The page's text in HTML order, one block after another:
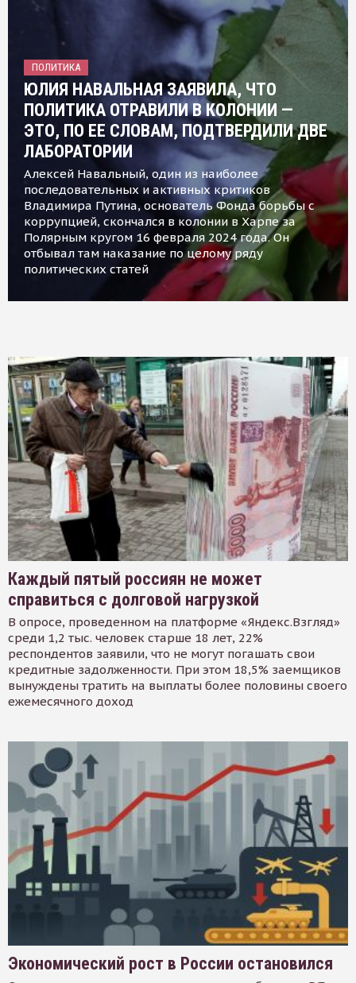
ПОЛИТИКА
ЮЛИЯ НАВАЛЬНАЯ ЗАЯВИЛА, ЧТО
ПОЛИТИКА ОТРАВИЛИ В КОЛОНИИ —
ЭТО, ПО ЕЕ СЛОВАМ, ПОДТВЕРДИЛИ ДВЕ
ЛАБОРАТОРИИ
Алексей Навальный, один из наиболее
последовательных и активных критиков
Владимира Путина, основатель Фонда борьбы с
коррупцией, скончался в колонии в Харпе за
Полярным кругом 16 февраля 2024 года. Он
отбывал там наказание по целому ряду
политических статей
Каждый пятый россиян не может
справиться с долговой нагрузкой
В опросе, проведенном на платформе «Яндекс.Взгляд»
среди 1,2 тыс. человек старше 18 лет, 22%
респондентов заявили, что не могут погашать свои
кредитные задолженности. При этом 18,5% заемщиков
вынуждены тратить на выплаты более половины своего
ежемесячного доход
Экономический рост в России остановился